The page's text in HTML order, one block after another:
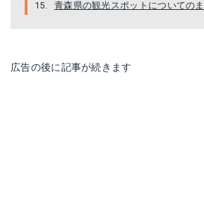
青森県の観光スポットについての
広告の後に記事が続きます